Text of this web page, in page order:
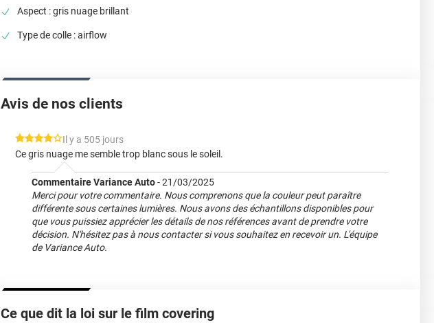
Aspect : gris nuage brillant
Type de colle : airflow
Avis de nos clients
*****Il y a 505 jours
Ce gris nuage me semble trop blanc sous le soleil.
Commentaire Variance Auto-21/03/2025
Merci pour votre commentaire. Nous comprenons que la couleur peut paraître
différente sous certaines lumières. Nous avons des échantillons disponibles pour
que vous puissiez apprécier les détails de nos références avant de prendre votre
décision. N'hésitez pas à nous contacter si vous souhaitez en recevoir un. L'équipe
de Variance Auto.
Ce que dit la loi sur le film covering